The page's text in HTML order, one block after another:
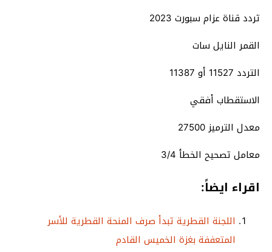
تردد قناة عزام سبورت 2023
القمر النايل سات
التردد 11527 أو 11387
الاستقطاب أفقي
معدل الترميز 27500
معامل تصحيح الخطأ 3/4
اقراء ايضاً:
اللجنة القطرية تبدأ صرف المنحة القطرية للأسر
المتعففة بغزة الخميس القادم